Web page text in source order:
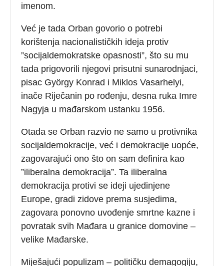
imenom.
Već je tada Orban govorio o potrebi
korištenja nacionalističkih ideja protiv
”socijaldemokratske opasnosti”, što su mu
tada prigovorili njegovi prisutni sunarodnjaci,
pisac György Konrad i Miklos Vasarhelyi,
inače Riječanin po rođenju, desna ruka Imre
Nagyja u mađarskom ustanku 1956.
Otada se Orban razvio ne samo u protivnika
socijaldemokracije, već i demokracije uopće,
zagovarajući ono što on sam definira kao
”iliberalna demokracija”. Ta iliberalna
demokracija protivi se ideji ujedinjene
Europe, gradi zidove prema susjedima,
zagovara ponovno uvođenje smrtne kazne i
povratak svih Mađara u granice domovine –
velike Mađarske.
Miješajući populizam – političku demagogiju,